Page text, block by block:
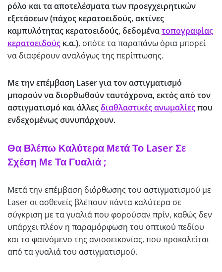
ρόλο και τα αποτελέσματα των προεγχειρητικών
εξετάσεων (πάχος κερατοειδούς, ακτίνες
καμπυλότητας κερατοειδούς, δεδομένατοπογραφίας
κερατοειδούς κ.α.), οπότε τα παραπάνω όρια μπορεί
να διαφέρουν αναλόγως της περίπτωσης.
Με την επέμβαση Laser για τον αστιγματισμό
μπορούν να διορθωθούν ταυτόχρονα, εκτός από τον
αστιγματισμό και άλλεςδιαθλαστικές ανωμαλίεςπου
ενδεχομένως συνυπάρχουν.
Θα Βλέπω Καλύτερα Μετά Το Laser Σε
Σχέση Με Τα Γυαλιά ;
Μετά την επέμβαση διόρθωσης του αστιγματισμού με
Laser οι ασθενείς βλέπουν πάντα καλύτερα σε
σύγκριση με τα γυαλιά που φορούσαν πρίν, καθώς δεν
υπάρχει πλέον η παραμόρφωση του οπτικού πεδίου
και το φαινόμενο της ανισοεικονίας, που προκαλείται
από τα γυαλιά του αστιγματισμού.